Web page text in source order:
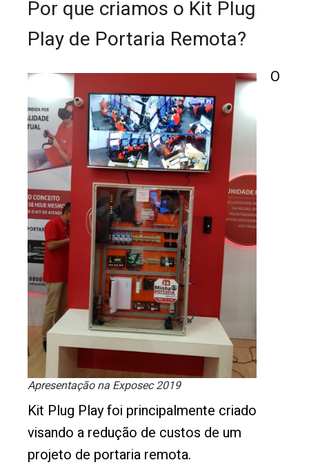
Por que criamos o Kit Plug
Play de Portaria Remota?
Apresentação na Exposec 2019
O
Kit Plug Play foi principalmente criado
visando a redução de custos de um
projeto de portaria remota.